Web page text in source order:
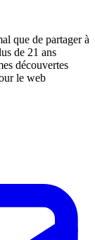
que de partager à
de 21 ans
découvertes
le web